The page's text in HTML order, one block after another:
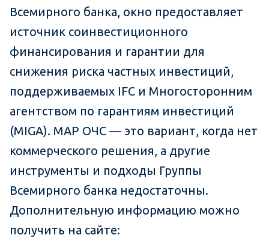
Всемирного банка, окно предоставляет
источник соинвестиционного
финансирования и гарантии для
снижения риска частных инвестиций,
поддерживаемых IFC и Многосторонним
агентством по гарантиям инвестиций
(MIGA). МАР ОЧС — это вариант, когда нет
коммерческого решения, а другие
инструменты и подходы Группы
Всемирного банка недостаточны.
Дополнительную информацию можно
получить на сайте: